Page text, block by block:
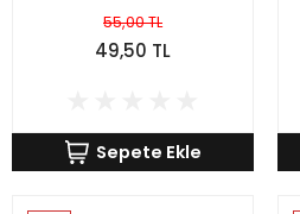
55,00 TL
49,50 TL
Sepete Ekle